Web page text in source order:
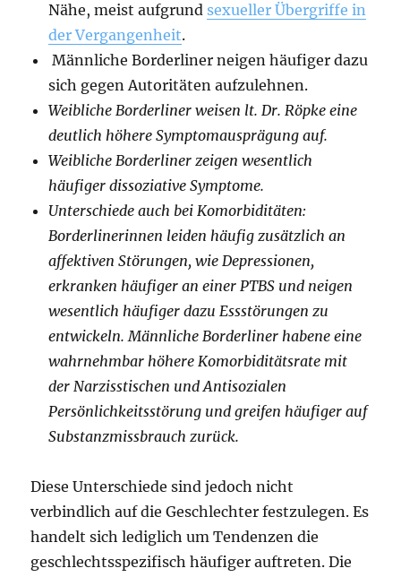
Nähe, meist aufgrund sexueller Übergriffe in
der Vergangenheit.
Männliche Borderliner neigen häufiger dazu
sich gegen Autoritäten aufzulehnen.
Weibliche Borderliner weisen lt. Dr. Röpke eine
deutlich höhere Symptomausprägung auf.
Weibliche Borderliner zeigen wesentlich
häufiger dissoziative Symptome.
Unterschiede auch bei Komorbiditäten:
Borderlinerinnen leiden häufig zusätzlich an
affektiven Störungen, wie Depressionen,
erkranken häufiger an einer PTBS und neigen
wesentlich häufiger dazu Essstörungen zu
entwickeln. Männliche Borderliner habene eine
wahrnehmbar höhere Komorbiditätsrate mit
der Narzisstischen und Antisozialen
Persönlichkeitsstörung und greifen häufiger auf
Substanzmissbrauch zurück.
Diese Unterschiede sind jedoch nicht
verbindlich auf die Geschlechter festzulegen. Es
handelt sich lediglich um Tendenzen die
geschlechtsspezifisch häufiger auftreten. Die